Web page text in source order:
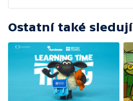
Ostatní také sledují